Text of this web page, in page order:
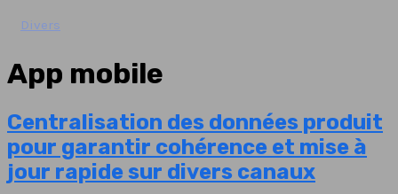
Divers
App mobile
Centralisation des données produit
pour garantir cohérence et mise à
jour rapide sur divers canaux